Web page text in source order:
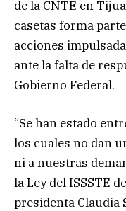
de la CNTE en
casetas forma
acciones
ante la falta de
Gobierno Federal.
“Se han estado
los cuales no dan
ni a nuestras
la Ley del ISSSTE
presidenta Claudia